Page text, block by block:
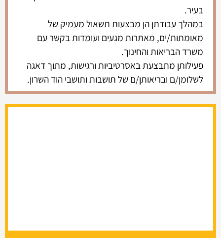
בעיר.
במהלך עבודתן הן מבצעות תשאול מעמיק של
מאומתות/ים, מאתרות מגעים ועומדות בקשר עם
משרד הבריאות והחינוך.
פעילותן מתבצעת באסרטיביות ורגישות, מתוך דאגה
לשלומן/ם ובריאותן/ם של תושבות ותושבי הוד השרון.